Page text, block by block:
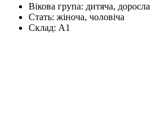
Вікова група: дитяча, доросла
Стать: жіноча, чоловіча
Склад: А1